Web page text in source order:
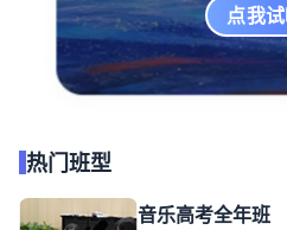
点我
热门班型
音乐高考全年班